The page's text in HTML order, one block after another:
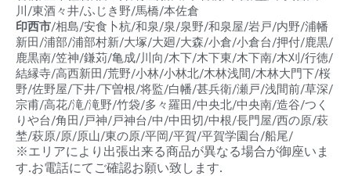
川/東酒々井/ふじき野/馬橋/本佐倉
印西市/相島/安食卜杭/和泉/泉/泉野/和泉屋/岩戸/内野/浦幡
新田/浦部/浦部村新/大塚/大廻/大森/小倉/小倉台/押付/鹿黒/
鹿黒南/笠神/鎌苅/亀成/川向/木下/木下東/木下南/木刈/行徳/
結縁寺/高西新田/荒野/小林/小林北/木林浅間/木林大門下/桜
野/佐野屋/下井/下曽根/将監/白幡/甚兵衛/瀬戸/浅間前/草深/
宗甫/高花/滝/滝野/竹袋/多々羅田/中央北/中央南/造谷/つく
りや台/角田/戸神/戸神台/中/中田切/中根/長門屋/西の原/萩
埜/萩原/原/原山/東の原/平岡/平賀/平賀学園台/船尾/
※エリアにより出張出来る商品が異なる場合が御座いま
す.お電話にてご確認お願い致します.